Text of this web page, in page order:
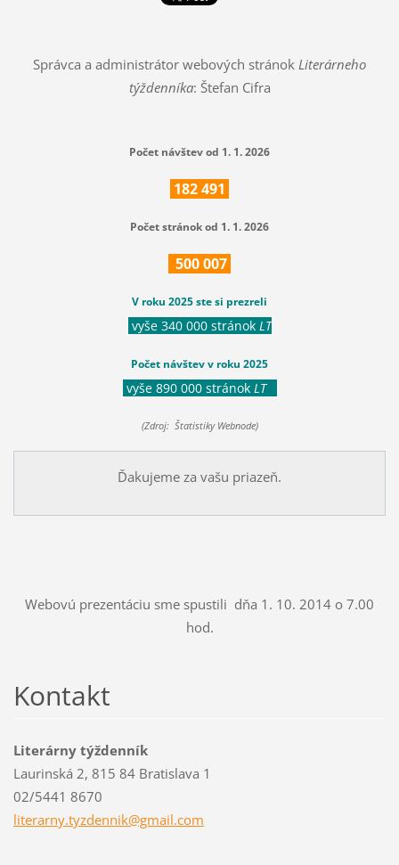
Správca a administrátor webových stránok Literárneho
týždenníka: Štefan Cifra
Počet návštev od 1. 1. 2026
182491
Počet stránok od 1. 1. 2026
500007
V roku 2025 ste si prezreli
vyše 340 000 stránok LT
Počet návštev v roku 2025
vyše 890 000 stránok LT
(Zdroj: Štatistiky Webnode)
Ďakujeme za vašu priazeň.
Webovú prezentáciu sme spustili dňa 1. 10. 2014 o 7.00
hod.
Kontakt
Literárny týždenník
Laurinská 2, 815 84 Bratislava 1
02/5441 8670
literarny.tyzdennik@gmail.com